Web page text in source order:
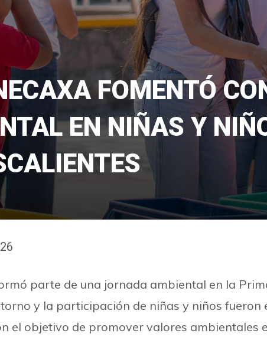
FOMENTÓ
EN NIÑAS Y
parte de una jornada ambiental en la
y la participación de niñas y niños
el objetivo de promover valores ambientales